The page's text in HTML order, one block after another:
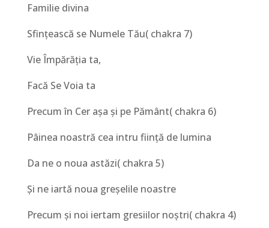
Familie divina
Sfințească se Numele Tău( chakra 7)
Vie Împărăția ta,
Facă Se Voia ta
Precum în Cer așa și pe Pământ( chakra 6)
Pâinea noastră cea intru ființă de lumina
Da ne o noua astăzi( chakra 5)
Și ne iartă noua greșelile noastre
Precum și noi iertam gresiilor noștri( chakra 4)